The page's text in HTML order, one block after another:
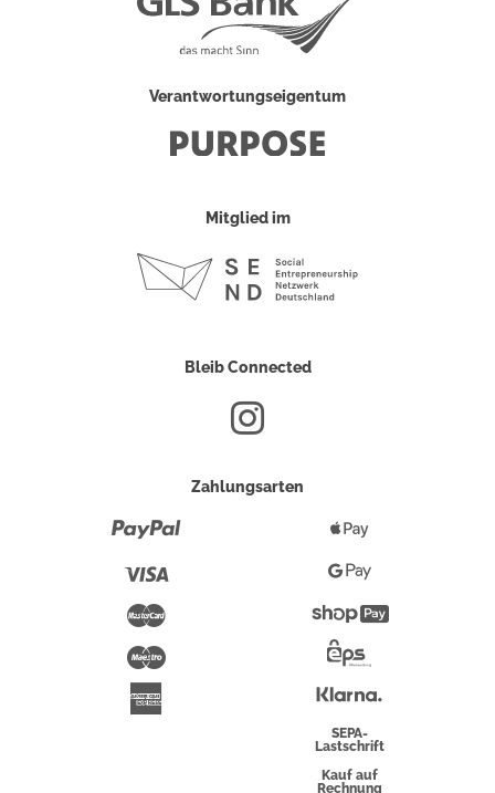
Verantwortungseigentum
Mitglied im
Bleib Connected
Zahlungsarten
Maestro
Pay
Google
Pay
Überweisung
SEPA-
Lastschrift
Kauf auf
Rechnung